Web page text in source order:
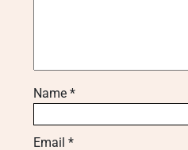
Name *
Email *